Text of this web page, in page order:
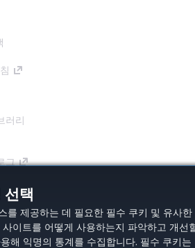
선택
를 제공하는 데 필요한 필수 쿠키 및 유사한
이트를 어떻게 사용하는지 파악하고 개선
해 익명의 통계를 수집합니다. 필수 쿠키는
러리
그
운로드